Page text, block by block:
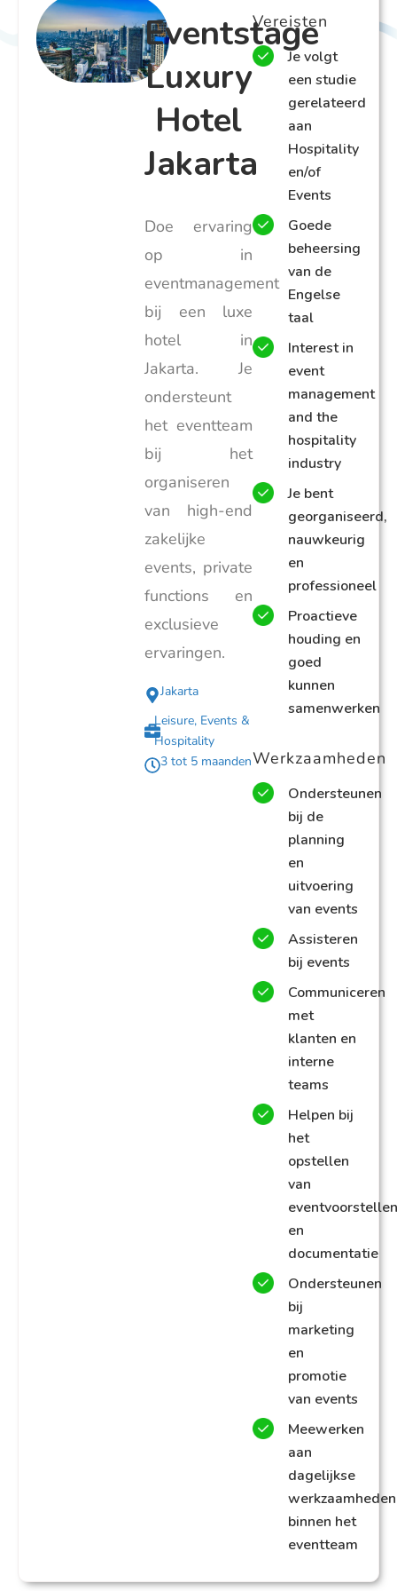
Eventstage
Luxury
Hotel
Jakarta
Doe ervaring
op in
eventmanagement
bij een luxe
hotel in
Jakarta. Je
ondersteunt
het eventteam
bij het
organiseren
van high-end
zakelijke
events, private
functions en
exclusieve
ervaringen.
Jakarta
Leisure, Events &
Hospitality
3 tot 5 maanden
Vereisten
Je volgt
een studie
gerelateerd
aan
Hospitality
en/of
Events
Goede
beheersing
van de
Engelse
taal
Interest in
event
management
and the
hospitality
industry
Je bent
georganiseerd,
nauwkeurig
en
professioneel
Proactieve
houding en
goed
kunnen
samenwerken
Werkzaamheden
Ondersteunen
bij de
planning
en
uitvoering
van events
Assisteren
bij events
Communiceren
met
klanten en
interne
teams
Helpen bij
het
opstellen
van
eventvoorstellen
en
documentatie
Ondersteunen
bij
marketing
en
promotie
van events
Meewerken
aan
dagelijkse
werkzaamheden
binnen het
eventteam